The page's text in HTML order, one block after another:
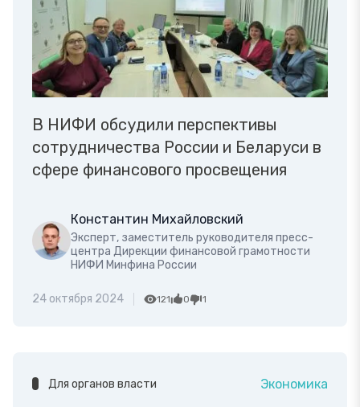
В НИФИ обсудили перспективы
сотрудничества России и Беларуси в
сфере финансового просвещения
Константин Михайловский
Эксперт, заместитель руководителя пресс-
центра Дирекции финансовой грамотности
НИФИ Минфина России
24 октября 2024 121 0 1
Для органов власти Экономика